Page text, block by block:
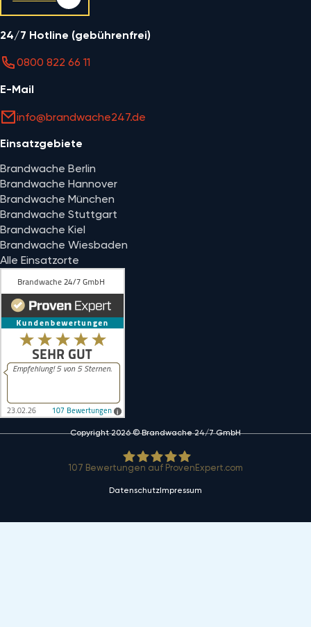
24/7 Hotline (gebührenfrei)
0800 822 66 11
E-Mail
info@brandwache247.de
Einsatzgebiete
Brandwache Berlin
Brandwache Hannover
Brandwache München
Brandwache Stuttgart
Brandwache Kiel
Brandwache Wiesbaden
Alle Einsatzorte
Copyright 2026 © Brandwache 24/7 GmbH
107 Bewertungen auf ProvenExpert.com
DatenschutzImpressum